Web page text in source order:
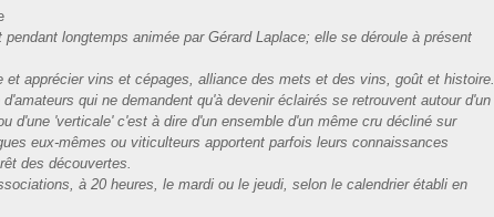
longtemps animée par Gérard Laplace; elle se déroule à présent
et apprécier vins et cépages, alliance des mets et des vins, goût et histoire.
qui ne demandent qu'à devenir éclairés se retrouvent autour d'un
d'une 'verticale' c'est à dire d'un ensemble d'un même cru décliné sur
eux-mêmes ou viticulteurs apportent parfois leurs connaissances
des découvertes.
à 20 heures, le mardi ou le jeudi, selon le calendrier établi en